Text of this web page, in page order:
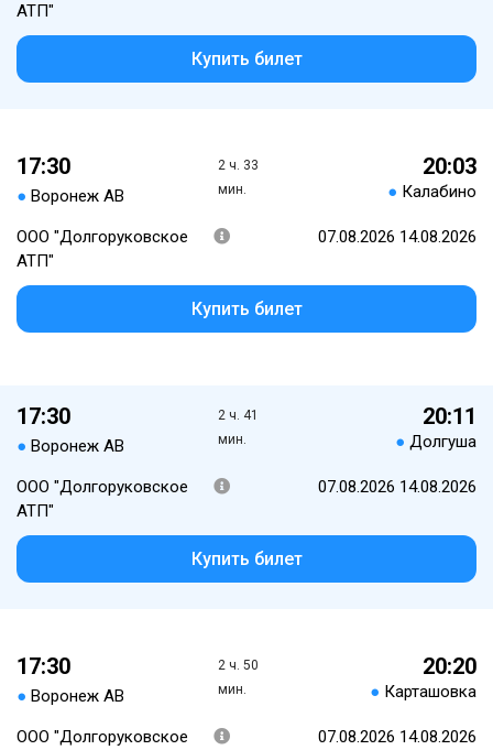
АТП"
Купить билет
17:30
● Воронеж АВ
2 ч. 33
мин.
20:03
● Калабино
ООО "Долгоруковское
АТП"
07.08.2026 14.08.2026
Купить билет
17:30
● Воронеж АВ
2 ч. 41
мин.
20:11
● Долгуша
ООО "Долгоруковское
АТП"
07.08.2026 14.08.2026
Купить билет
17:30
● Воронеж АВ
2 ч. 50
мин.
20:20
● Карташовка
ООО "Долгоруковское
07.08.2026 14.08.2026